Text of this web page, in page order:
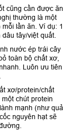
cũng cần được ăn
thường là một
lần ăn. Ví dụ: 1
tây/việt quất.
nước ép trái cây
toàn bộ chất xơ,
Luôn ưu tiên
xơ/protein/chất
chút protein
mạnh (như quả
nguyên hạt sẽ